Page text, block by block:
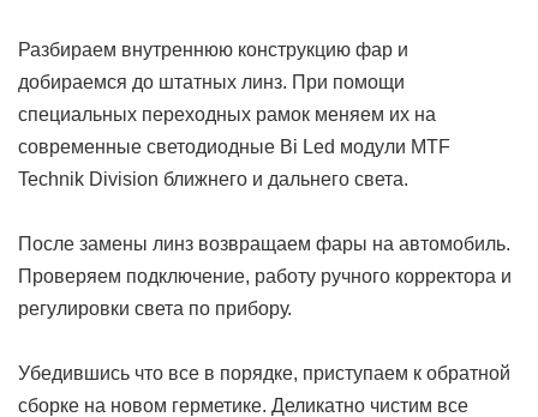
Разбираем внутреннюю конструкцию фар и
добираемся до штатных линз. При помощи
специальных переходных рамок меняем их на
современные светодиодные Bi Led модули MTF
Technik Division ближнего и дальнего света.
После замены линз возвращаем фары на автомобиль.
Проверяем подключение, работу ручного корректора и
регулировки света по прибору.
Убедившись что все в порядке, приступаем к обратной
сборке на новом герметике. Деликатно чистим все